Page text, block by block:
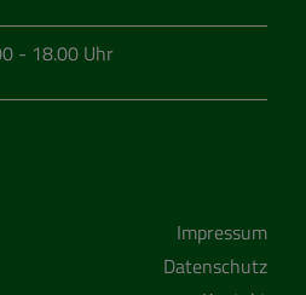
- 18.00 Uhr
Impressum
Datenschutz